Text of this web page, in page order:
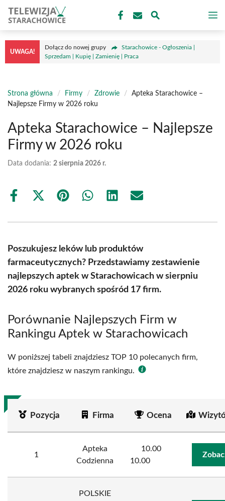
treści
UWAGA!
Dołącz do nowej grupy
Starachowice - Ogłoszenia |
Sprzedam | Kupię | Zamienię | Praca
Strona główna / Firmy / Zdrowie /
Apteka Starachowice –
Najlepsze Firmy w 2026 roku
Apteka Starachowice – Najlepsze
Firmy w 2026 roku
Data dodania: 2 sierpnia 2026 r.
Share
Share
(Twitter)
Share Share Share Share
Poszukujesz leków lub produktów
farmaceutycznych? Przedstawiamy zestawienie
najlepszych aptek w Starachowicach w sierpniu
2026 roku wybranych spośród 17 firm.
Porównanie Najlepszych Firm w
Rankingu Aptek w Starachowicach
W poniższej tabeli znajdziesz TOP 10 polecanych firm,
które znajdziesz w naszym rankingu.
Pozycja Firma Ocena
1
Apteka
Codzienna
10.00
10.00
POLSKIE